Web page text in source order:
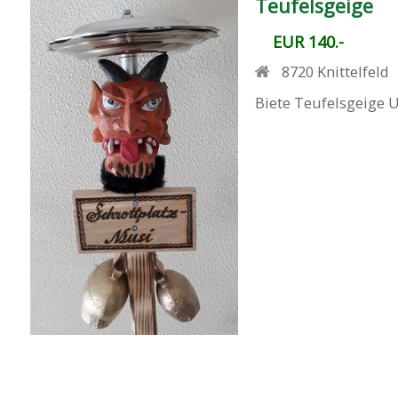
Teufelsgeige
EUR 140.-
8720 Knittelfeld
Biete Teufelsgeige